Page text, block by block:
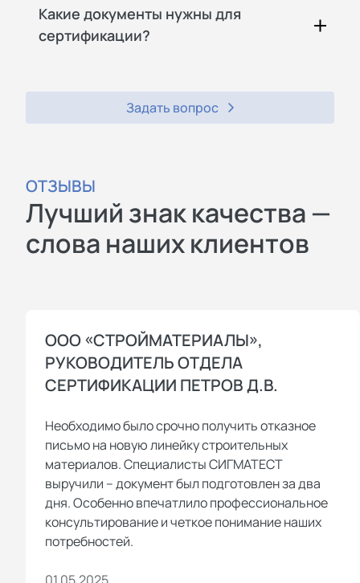
Какие документы нужны для
сертификации?
Задать вопрос
ОТЗЫВЫ
Лучший знак качества —
слова наших клиентов
ООО «СТРОЙМАТЕРИАЛЫ»,
РУКОВОДИТЕЛЬ ОТДЕЛА
СЕРТИФИКАЦИИ ПЕТРОВ Д.В.
Необходимо было срочно получить отказное
письмо на новую линейку строительных
материалов. Специалисты СИГМАТЕСТ
выручили – документ был подготовлен за два
дня. Особенно впечатлило профессиональное
консультирование и четкое понимание наших
потребностей.